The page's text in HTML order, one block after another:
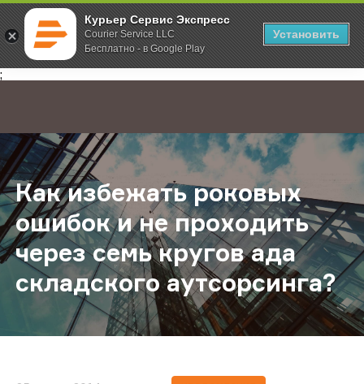
Курьер Сервис Экспресс
Courier Service LLC
Бесплатно - в Google Play
Установить
;
Главная О компании Новости Как избежать роковых ошибок и
Как избежать роковых
ошибок и не проходить
через семь кругов ада
складского аутсорсинга?